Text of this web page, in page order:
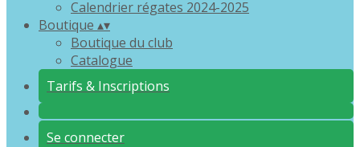
Calendrier régates 2024-2025
Boutique ▴▾
Boutique du club
Catalogue
Tarifs & Inscriptions
Se connecter